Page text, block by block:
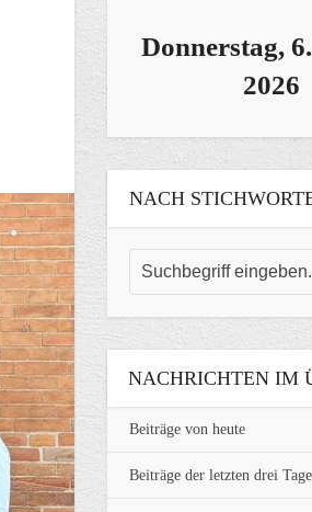
Donnerstag,
2026
NACH
NACHRICHTEN IM
Beiträge von heute
Beiträge der letzten drei Tage